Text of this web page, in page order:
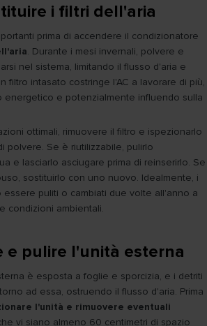
i filtri dell'aria
prima di accendere il condizionatore
. Durante i mesi invernali, polvere e
nel sistema, limitando il flusso d'aria e
filtro intasato costringe l'AC a lavorare di più,
energetico e potenzialmente influendo sulla
ottimali, rimuovere il filtro e ispezionarlo
polvere. Se è riutilizzabile, pulirlo
e lasciarlo asciugare prima di reinserirlo. Se
sostituirlo con uno nuovo. Idealmente, i
essere puliti o cambiati due volte all'anno a
condizioni ambientali.
e pulire l'unità esterna
è esposta a foglie e sporcizia, e i detriti
ad essa, ostruendo il flusso d'aria. Prima
l'unità e rimuovere eventuali
vi siano almeno 60 centimetri di spazio